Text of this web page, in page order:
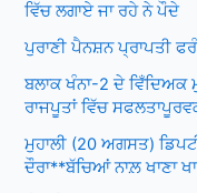
ਵਿੱਚ ਲਗਾਏ ਜਾ ਰਹੇ ਨੇ ਪੌਦੇ
ਪੁਰਾਣੀ ਪੈਨਸ਼ਨ ਪ੍ਰਾਪਤੀ
ਬਲਾਕ ਖੰਨਾ-2 ਦੇ ਵਿਁਦਿਅਕ
ਰਾਜਪੂਤਾਂ ਵਿੱਚ
ਮੁਹਾਲੀ (20 ਅਗਸਤ)
ਦੌਰਾ**ਬੱਚਿਆਂ ਨਾਲ਼ ਖਾਣਾ